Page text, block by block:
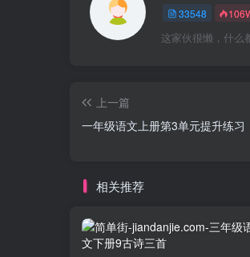
33548
这家伙很懒，什么
上一篇
一年级语文上册第3单元提升练习
相关推荐